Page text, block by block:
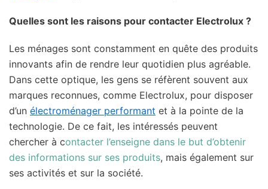
Quelles sont les raisons pour contacter Electrolux ?
Les ménages sont constamment en quête des produits
innovants afin de rendre leur quotidien plus agréable.
Dans cette optique, les gens se réfèrent souvent aux
marques reconnues, comme Electrolux, pour disposer
d’un électroménager performant et à la pointe de la
technologie. De ce fait, les intéressés peuvent
chercher à contacter l’enseigne dans le but d’obtenir
des informations sur ses produits, mais également sur
ses activités et sur la société.